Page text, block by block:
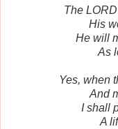
The
His
He will
As
Yes, when
And
I shall
A